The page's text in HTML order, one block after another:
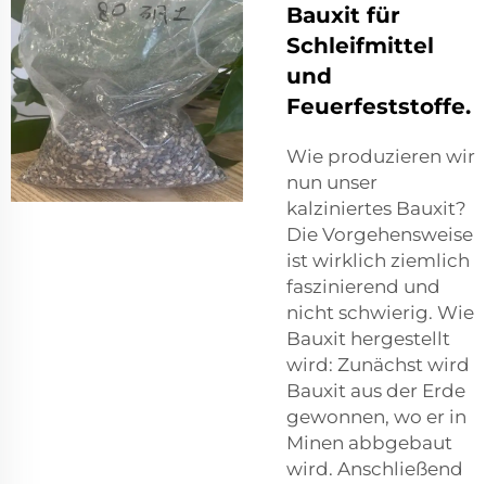
Bauxit für
Schleifmittel
und
Feuerfeststoffe.
Wie produzieren wir
nun unser
kalziniertes Bauxit?
Die Vorgehensweise
ist wirklich ziemlich
faszinierend und
nicht schwierig. Wie
Bauxit hergestellt
wird: Zunächst wird
Bauxit aus der Erde
gewonnen, wo er in
Minen abbgebaut
wird. Anschließend